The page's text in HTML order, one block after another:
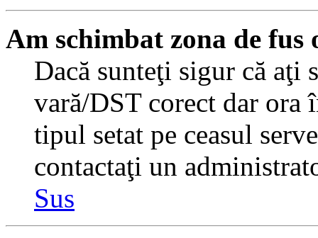
Am schimbat zona de
Dacă sunteţi sigur că aţi
vară/DST corect dar ora
tipul setat pe ceasul
contactaţi un
Sus